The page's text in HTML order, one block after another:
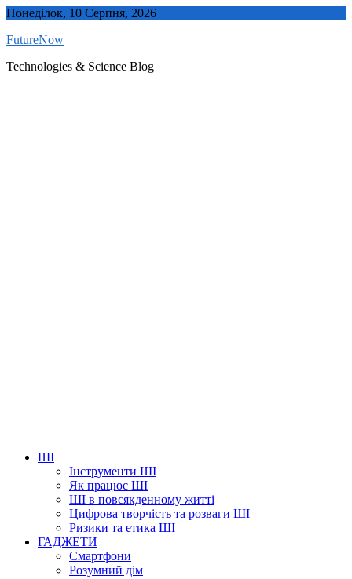
Skip
content
Понеділок, 10 Серпня, 2026
FutureNow
Technologies & Science Blog
ШІ
Інструменти ШІ
Як працює ШІ
ШІ в повсякденному житті
Цифрова творчість та розваги ШІ
Ризики та етика ШІ
ГАДЖЕТИ
Смартфони
Розумний дім